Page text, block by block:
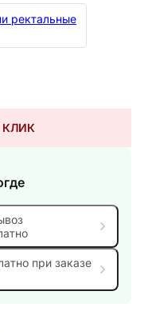
ректальные
КЛИК
при заказе